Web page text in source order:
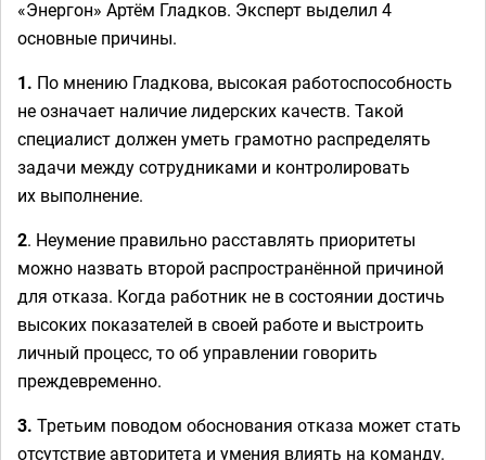
«Энергон» Артём Гладков. Эксперт выделил 4
основные причины.
1. По мнению Гладкова, высокая работоспособность
не означает наличие лидерских качеств. Такой
специалист должен уметь грамотно распределять
задачи между сотрудниками и контролировать
их выполнение.
2. Неумение правильно расставлять приоритеты
можно назвать второй распространённой причиной
для отказа. Когда работник не в состоянии достичь
высоких показателей в своей работе и выстроить
личный процесс, то об управлении говорить
преждевременно.
3. Третьим поводом обоснования отказа может стать
отсутствие авторитета и умения влиять на команду.